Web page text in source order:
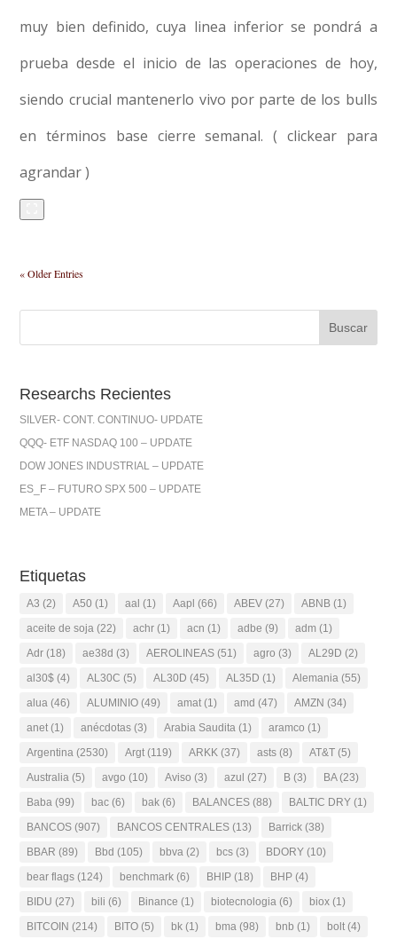
muy bien definido, cuya linea inferior se pondrá a
prueba desde el inicio de las operaciones de hoy,
siendo crucial mantenerlo vivo por parte de los bulls
en términos base cierre semanal. ( clickear para
agrandar )
« Older Entries
Researchs Recientes
SILVER- CONT. CONTINUO- UPDATE
QQQ- ETF NASDAQ 100 – UPDATE
DOW JONES INDUSTRIAL – UPDATE
ES_F – FUTURO SPX 500 – UPDATE
META – UPDATE
Etiquetas
A3 (2) A50 (1) aal (1) Aapl (66) ABEV (27) ABNB (1)
aceite de soja (22) achr (1) acn (1) adbe (9) adm (1)
Adr (18) ae38d (3) AEROLINEAS (51) agro (3) AL29D (2)
al30$ (4) AL30C (5) AL30D (45) AL35D (1) Alemania (55)
alua (46) ALUMINIO (49) amat (1) amd (47) AMZN (34)
anet (1) anécdotas (3) Arabia Saudita (1) aramco (1)
Argentina (2530) Argt (119) ARKK (37) asts (8) AT&T (5)
Australia (5) avgo (10) Aviso (3) azul (27) B (3) BA(23)
Baba (99) bac (6) bak (6) BALANCES (88) BALTIC DRY (1)
BANCOS (907) BANCOS CENTRALES (13) Barrick (38)
BBAR (89) Bbd (105) bbva (2) bcs (3) BDORY (10)
bear flags (124) benchmark (6) BHIP (18) BHP (4)
BIDU (27) bili (6) Binance (1) biotecnologia (6) biox (1)
BITCOIN (214) BITO (5) bk (1) bma (98) bnb (1) bolt (4)